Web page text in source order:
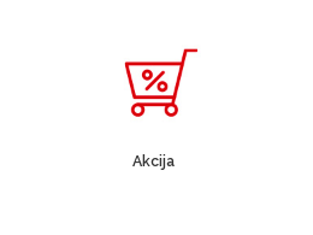
Akcija